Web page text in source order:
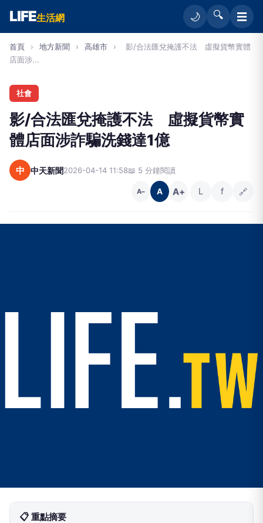
LIFE生活網 🌙 🔍 ☰
首頁 › 地方新聞 › 高雄市 ›
影/合法匯兌掩護不法 虛擬貨幣實體
店面涉...
社會
影/合法匯兌掩護不法 虛擬貨幣實
體店面涉詐騙洗錢達1億
中 中天新聞2026-04-14 11:58📖 5 分鐘閱讀
A− A A+ L f 🔗
📋 重點摘要